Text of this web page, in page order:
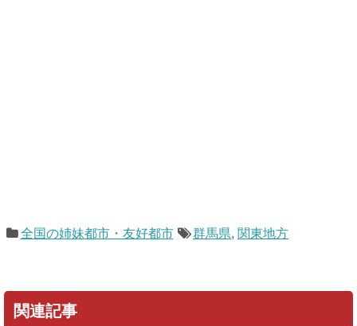
全国の姉妹都市・友好都市 群馬県, 関東地方
関連記事